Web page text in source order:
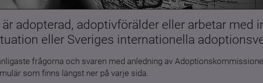
adopterad, adoptivförälder eller arbetar
eller Sveriges internationella
frågorna och svaren med anledning av
som finns längst ner på varje sida.